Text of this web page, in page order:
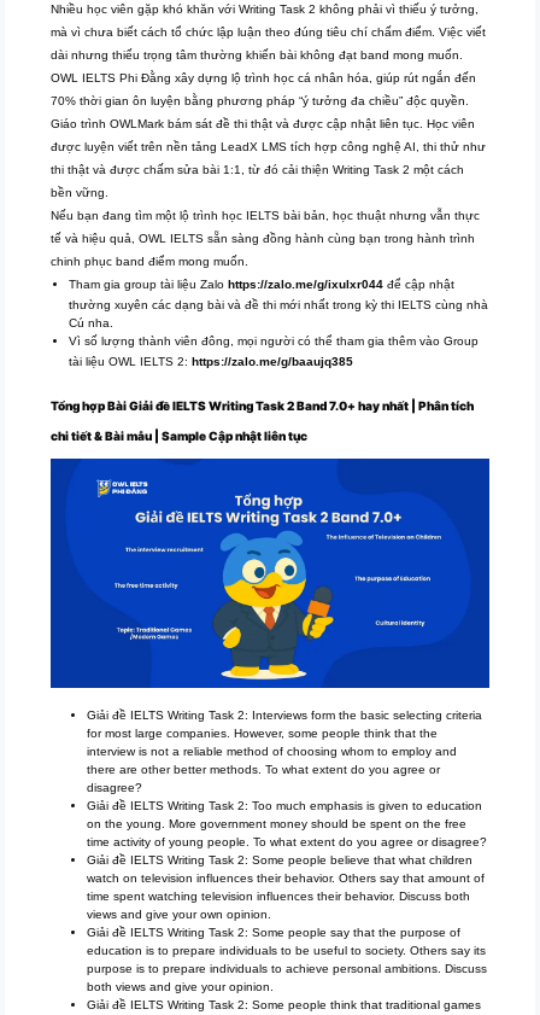
Nhiều học viên gặp khó khăn với Writing Task 2 không phải vì thiếu ý tưởng,
mà vì chưa biết cách tổ chức lập luận theo đúng tiêu chí chấm điểm. Việc viết
dài nhưng thiếu trọng tâm thường khiến bài không đạt band mong muốn.
OWL IELTS Phi Đằng xây dựng lộ trình học cá nhân hóa, giúp rút ngắn đến
70% thời gian ôn luyện bằng phương pháp “ý tưởng đa chiều” độc quyền.
Giáo trình OWLMark bám sát đề thi thật và được cập nhật liên tục. Học viên
được luyện viết trên nền tảng LeadX LMS tích hợp công nghệ AI, thi thử như
thi thật và được chấm sửa bài 1:1, từ đó cải thiện Writing Task 2 một cách
bền vững.
Nếu bạn đang tìm một lộ trình học IELTS bài bản, học thuật nhưng vẫn thực
tế và hiệu quả, OWL IELTS sẵn sàng đồng hành cùng bạn trong hành trình
chinh phục band điểm mong muốn.
Tham gia group tài liệu Zalo https://zalo.me/g/ixulxr044 để cập nhật
thường xuyên các dạng bài và đề thi mới nhất trong kỳ thi IELTS cùng nhà
Cú nha.
Vì số lượng thành viên đông, mọi người có thể tham gia thêm vào Group
tài liệu OWL IELTS 2:https://zalo.me/g/baaujq385
Tổng hợp Bài Giải đề IELTS Writing Task 2 Band 7.0+ hay nhất | Phân tích
chi tiết & Bài mẫu | Sample Cập nhật liên tục
Giải đề IELTS Writing Task 2: Interviews form the basic selecting criteria
for most large companies. However, some people think that the
interview is not a reliable method of choosing whom to employ and
there are other better methods. To what extent do you agree or
disagree?
Giải đề IELTS Writing Task 2: Too much emphasis is given to education
on the young. More government money should be spent on the free
time activity of young people. To what extent do you agree or disagree?
Giải đề IELTS Writing Task 2: Some people believe that what children
watch on television influences their behavior. Others say that amount of
time spent watching television influences their behavior. Discuss both
views and give your own opinion.
Giải đề IELTS Writing Task 2: Some people say that the purpose of
education is to prepare individuals to be useful to society. Others say its
purpose is to prepare individuals to achieve personal ambitions. Discuss
both views and give your opinion.
Giải đề IELTS Writing Task 2: Some people think that traditional games